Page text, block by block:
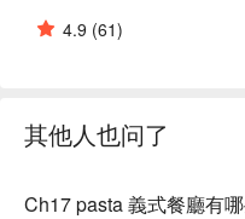
酸豆鳀鱼双椒鸡肉面
新又治愈的口味，蛤蜊的
白酒呛辣蒜虾面 (Spicy
日式和风野菇嫩鸡面
4.9 (61)
其他人也问了
Ch17 pasta 義式餐廳有